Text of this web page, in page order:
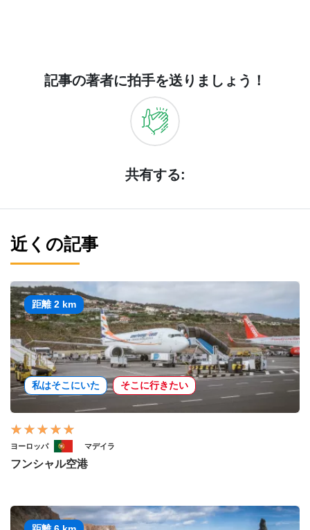
記事の著者に拍手を送りましょう！
共有する:
近くの記事
距離 2 km
私はそこにいた そこに行きたい
ヨーロッパ マデイラ
フンシャル空港